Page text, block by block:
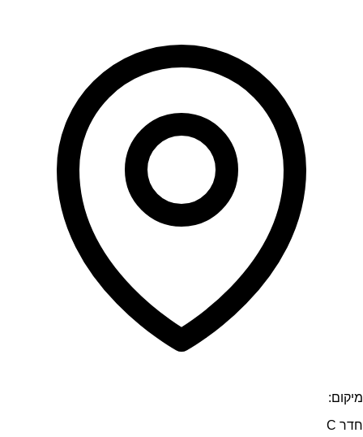
מיקום:
חדר C